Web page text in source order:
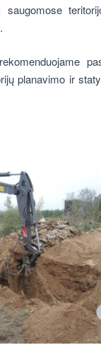
saugomose
planavimo ir